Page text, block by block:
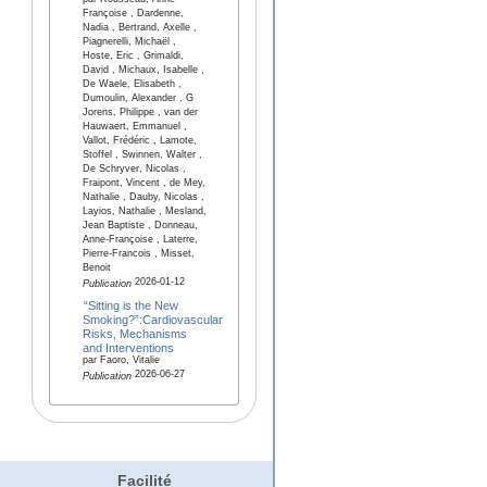
Françoise , Dardenne,
Nadia , Bertrand, Axelle ,
Piagnerelli, Michaël ,
Hoste, Eric , Grimaldi,
David , Michaux, Isabelle ,
De Waele, Elisabeth ,
Dumoulin, Alexander , G
Jorens, Philippe , van der
Hauwaert, Emmanuel ,
Vallot, Frédéric , Lamote,
Stoffel , Swinnen, Walter ,
De Schryver, Nicolas ,
Fraipont, Vincent , de Mey,
Nathalie , Dauby, Nicolas ,
Layios, Nathalie , Mesland,
Jean Baptiste , Donneau,
Anne-Françoise , Laterre,
Pierre-Francois , Misset,
Benoit
Publication2026-01-12
“Sitting is the New
Smoking?”:Cardiovascular
Risks, Mechanisms
and Interventions
par Faoro, Vitalie
Publication2026-06-27
Facilité